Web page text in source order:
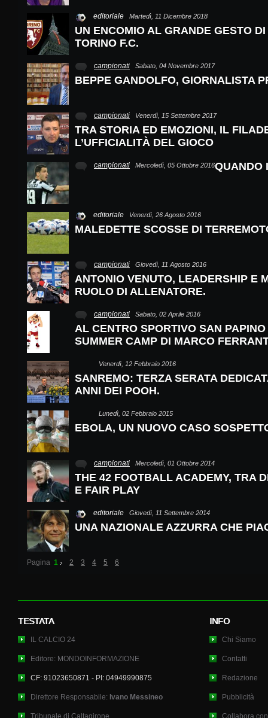
editoriale Martedì, 11 Dicembre 2018
UN ENCOMIO AL GRANDE GESTO
TORINO F.C.
campionati Sabato, 04 Novembre 2017
BEPPE GANDOLFO, GIORNALISTA
campionati Venerdì, 15 Settembre 2017
TRA STORIA ED EMOZIONI, IL
L’UFFICIALITÀ DEL GIOCO
campionati Mercoledì, 05 Ottobre 2016QUANDO
editoriale Venerdì, 26 Agosto 2016
MALEDETTE SCOSSE DI
campionati Giovedì, 11 Agosto 2016
ANTONIO VENUTO, LEADERSHIP E
RUOLO DI ALLENATORE.
campionati Sabato, 02 Aprile 2016
AL CENTRO SPORTIVO SAN
SUMMER CAMP DI MARCO
Venerdì, 12 Febbraio 2016
SANREMO: TERZA SERATA
ANNI DEI POOH.
Lunedì, 02 Febbraio 2015
EBOLA, UN NUOVO CASO
campionati Mercoledì, 01 Ottobre 2014
THE 42 FOOTBALL ACADEMY, TRA
E FAIR PLAY
editoriale Giovedì, 11 Settembre 2014
UNA NAZIONALE AZZURRA CHE
Pagina 1 2 3 4 5 6
TESTATA
IL CALCIO 24
Editore: MONDOINFORMAZIONE
CF: 91023650871 - PI: 04949990875
Direttore Responsabile: Ivano Messineo
Tribunale di Caltagirone
INFO
Chi Siamo
Contatti
Redazione
Pubblicità
Collabora